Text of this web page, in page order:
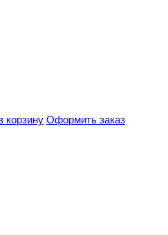
корзину Оформить заказ